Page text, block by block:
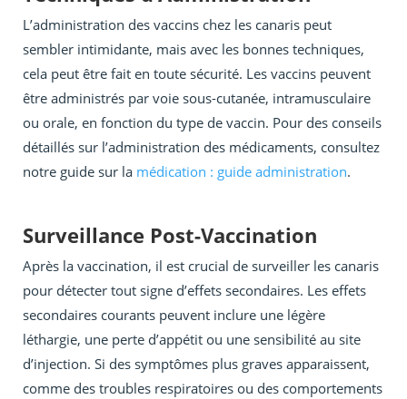
L’administration des vaccins chez les canaris peut
sembler intimidante, mais avec les bonnes techniques,
cela peut être fait en toute sécurité. Les vaccins peuvent
être administrés par voie sous-cutanée, intramusculaire
ou orale, en fonction du type de vaccin. Pour des conseils
détaillés sur l’administration des médicaments, consultez
notre guide sur la médication : guide administration.
Surveillance Post-Vaccination
Après la vaccination, il est crucial de surveiller les canaris
pour détecter tout signe d’effets secondaires. Les effets
secondaires courants peuvent inclure une légère
léthargie, une perte d’appétit ou une sensibilité au site
d’injection. Si des symptômes plus graves apparaissent,
comme des troubles respiratoires ou des comportements